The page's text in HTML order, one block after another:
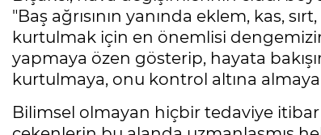
"Baş ağrısının yanında eklem, kas,
kurtulmak için en önemlisi
yapmaya özen gösterip, hayata
kurtulmaya, onu kontrol altına almaya
Bilimsel olmayan hiçbir tedaviye